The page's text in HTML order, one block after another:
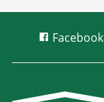
Facebook